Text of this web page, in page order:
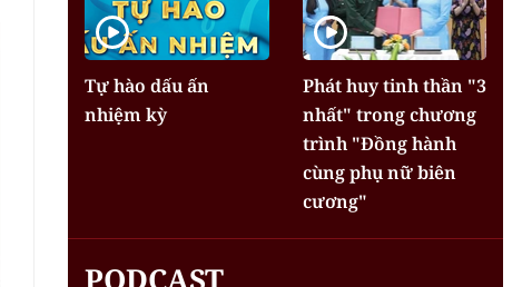
Tự hào dấu ấn
nhiệm kỳ
Phát huy tinh thần "3
nhất" trong chương
trình "Đồng hành
cùng phụ nữ biên
cương"
PODCAST